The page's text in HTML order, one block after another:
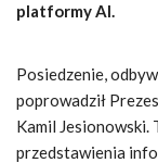
platformy AI.
Posiedzenie,
poprowadził
Kamil Jesionowski.
przedstawienia